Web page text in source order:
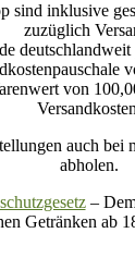
sind inklusive
zuzüglich
von
auch bei
abholen.
–
Getränken ab